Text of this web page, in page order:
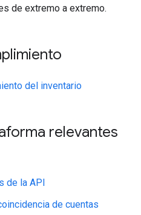
de extremo a extremo.
del inventario
relevantes
de la API
de cuentas